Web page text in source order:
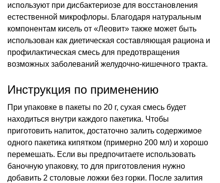
используют при дисбактериозе для восстановления
естественной микрофлоры. Благодаря натуральным
компонентам кисель от «Леовит» также может быть
использован как диетическая составляющая рациона и
профилактическая смесь для предотвращения
возможных заболеваний желудочно-кишечного тракта.
Инструкция по применению
При упаковке в пакеты по 20 г, сухая смесь будет
находиться внутри каждого пакетика. Чтобы
приготовить напиток, достаточно залить содержимое
одного пакетика кипятком (примерно 200 мл) и хорошо
перемешать. Если вы предпочитаете использовать
баночную упаковку, то для приготовления нужно
добавить 2 столовые ложки без горки. После залития